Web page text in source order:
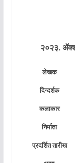
२०२३.
लेखक
दिग्दर्शक
कलाकार
निर्माता
प्रदर्शित तारीख